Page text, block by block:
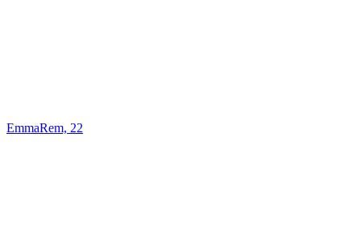
EmmaRem, 22